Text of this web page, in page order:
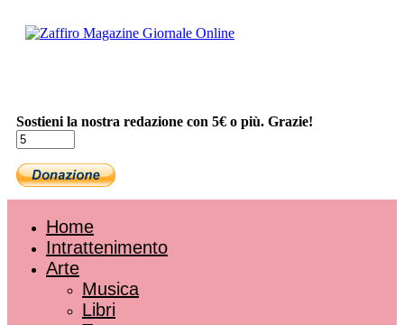
Sostieni la nostra redazione con 5€ o più. Grazie!
Home
Intrattenimento
Arte
Musica
Libri